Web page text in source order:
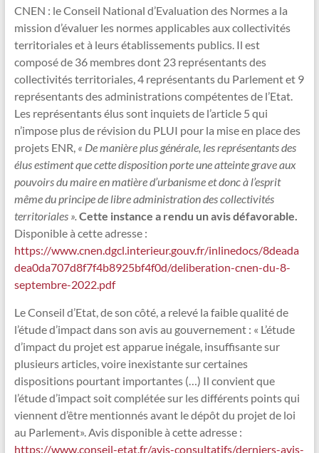
CNEN : le Conseil National d’Evaluation des Normes a la
mission d’évaluer les normes applicables aux collectivités
territoriales et à leurs établissements publics. Il est
composé de 36 membres dont 23 représentants des
collectivités territoriales, 4 représentants du Parlement et 9
représentants des administrations compétentes de l’Etat.
Les représentants élus sont inquiets de l’article 5 qui
n’impose plus de révision du PLUI pour la mise en place des
projets ENR, « De manière plus générale, les représentants des
élus estiment que cette disposition porte une atteinte grave aux
pouvoirs du maire en matière d’urbanisme et donc à l’esprit
même du principe de libre administration des collectivités
territoriales ».Cette instance a rendu un avis défavorable.
Disponible à cette adresse :
https://www.cnen.dgcl.interieur.gouv.fr/inlinedocs/8deada
dea0da707d8f7f4b8925bf4f0d/deliberation-cnen-du-8-
septembre-2022.pdf
Le Conseil d’Etat, de son côté, a relevé la faible qualité de
l’étude d’impact dans son avis au gouvernement : « L’étude
d’impact du projet est apparue inégale, insuffisante sur
plusieurs articles, voire inexistante sur certaines
dispositions pourtant importantes (…) Il convient que
l’étude d’impact soit complétée sur les différents points qui
viennent d’être mentionnés avant le dépôt du projet de loi
au Parlement». Avis disponible à cette adresse :
https://www.conseil-etat.fr/avis-consultatifs/derniers-avis-